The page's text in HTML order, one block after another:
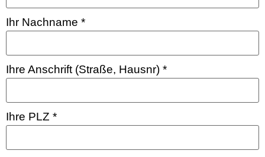
Ihr Nachname *
Ihre Anschrift (Straße, Hausnr) *
Ihre PLZ *